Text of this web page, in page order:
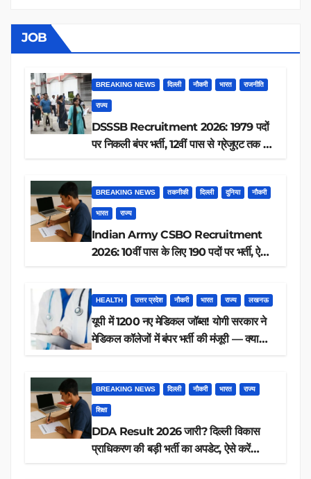
JOB
BREAKING NEWS दिल्ली नौकरी भारत राजनीति
राज्य
DSSSB Recruitment 2026: 1979 पदों
पर निकली बंपर भर्ती, 12वीं पास से ग्रेजुएट तक करें
BREAKING NEWS तकनीकी दिल्ली दुनिया नौकरी
भारत राज्य
Indian Army CSBO Recruitment
2026: 10वीं पास के लिए 190 पदों पर भर्ती, ऐसे
HEALTH उत्तर प्रदेश नौकरी भारत राज्य लखनऊ
यूपी में 1200 नए मेडिकल जॉब्स! योगी सरकार ने
मेडिकल कॉलेजों में बंपर भर्ती की मंजूरी — क्या
BREAKING NEWS दिल्ली नौकरी भारत राज्य
शिक्षा
DDA Result 2026 जारी? दिल्ली विकास
प्राधिकरण की बड़ी भर्ती का अपडेट, ऐसे करें